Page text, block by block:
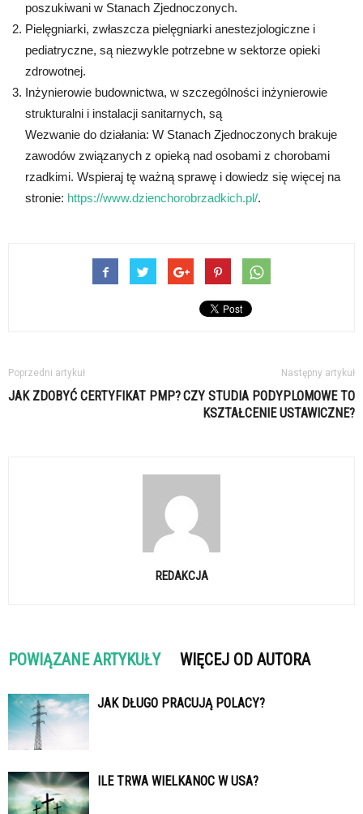
poszukiwani w Stanach Zjednoczonych.
Pielęgniarki, zwłaszcza pielęgniarki anestezjologiczne i
pediatryczne, są niezwykle potrzebne w sektorze opieki
zdrowotnej.
Inżynierowie budownictwa, w szczególności inżynierowie
strukturalni i instalacji sanitarnych, są
Wezwanie do działania: W Stanach Zjednoczonych brakuje
zawodów związanych z opieką nad osobami z chorobami
rzadkimi. Wspieraj tę ważną sprawę i dowiedz się więcej na
stronie: https://www.dzienchorobrzadkich.pl/.
Poprzedni artykuł
JAK ZDOBYĆ CERTYFIKAT PMP?
Następny artykuł
CZY STUDIA PODYPLOMOWE TO
KSZTAŁCENIE USTAWICZNE?
REDAKCJA
POWIĄZANE ARTYKUŁY WIĘCEJ OD AUTORA
JAK DŁUGO PRACUJĄ POLACY?
ILE TRWA WIELKANOC W USA?